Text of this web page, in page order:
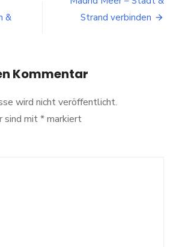
&
Strand verbinden
Kommentar
wird nicht veröffentlicht.
sind mit*markiert